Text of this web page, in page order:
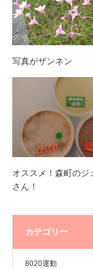
写真がザンネン
オススメ！森町のジ
さん！
カテゴリー
8020運動